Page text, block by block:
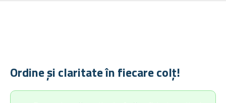
Ordine și claritate în fiecare colț!